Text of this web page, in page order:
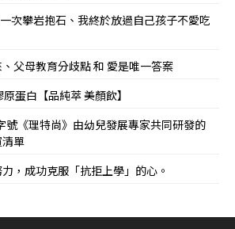
次攀岩抱石、我終於放過自己孩子不愛吃
父母教育分歧點 和 愛是唯一答案
蛋白【品純萃 美顏飲】
《理特尚》由幼兒發展專家共同研發的
單
，成功克服「抗拒上學」的心。